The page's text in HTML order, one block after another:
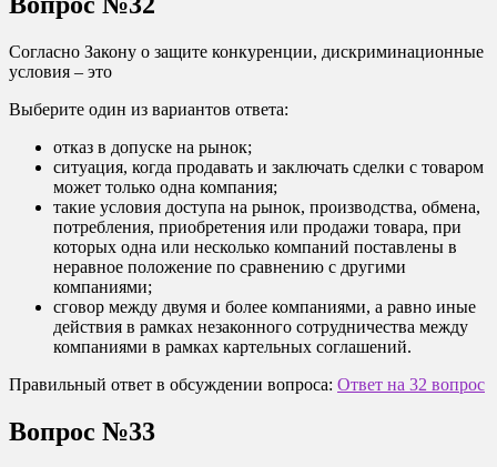
Согласно Закону о защите конкуренции, дискриминационные
условия – это
Выберите один из вариантов ответа:
отказ в допуске на рынок;
ситуация, когда продавать и заключать сделки с товаром
может только одна компания;
такие условия доступа на рынок, производства, обмена,
потребления, приобретения или продажи товара, при
которых одна или несколько компаний поставлены в
неравное положение по сравнению с другими
компаниями;
сговор между двумя и более компаниями, а равно иные
действия в рамках незаконного сотрудничества между
компаниями в рамках картельных соглашений.
Правильный ответ в обсуждении вопроса: Ответ на 32 вопрос
Вопрос №33